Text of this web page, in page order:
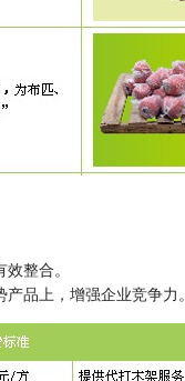
整合。
品上，增强企业竞争力。